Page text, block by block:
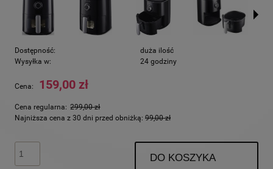
Dostępność:
duża ilość
Wysyłka w:
24 godziny
Cena: 159,00 zł
Cena regularna: 299,00 zł
Najniższa cena z 30 dni przed obniżką: 99,00 zł
DO KOSZYKA